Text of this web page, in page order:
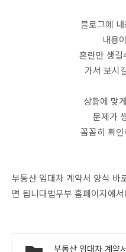
블로그에
내용
혼란만 생길
가서 보시
상황에 맞
문제가
꼼꼼히 확
부동산 임대차 계약서 양식
면 됩니다법무부 홈페이지에
부동산 임대차 계약